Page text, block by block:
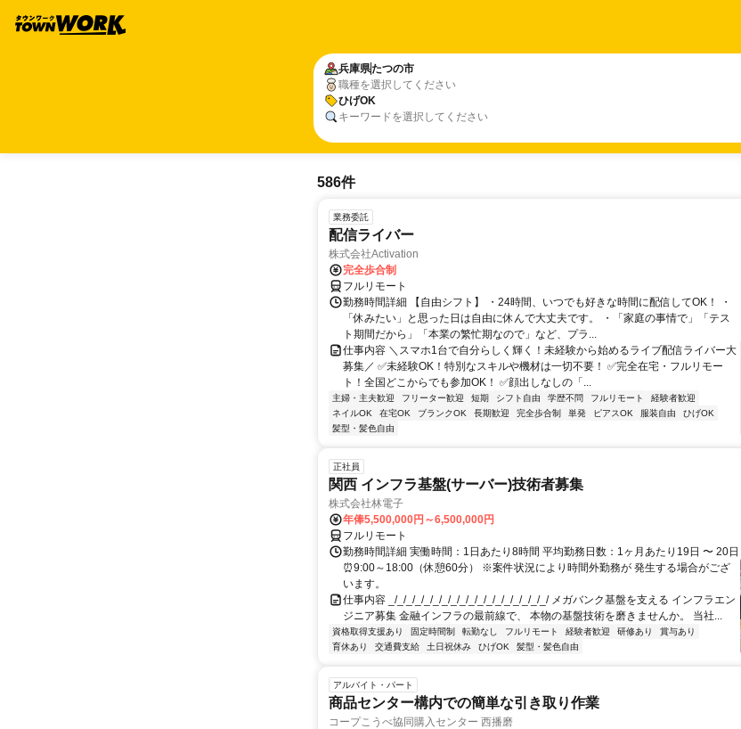
兵庫県たつの市
職種を選択してください
ひげOK
キーワードを選択してください
586件
業務委託
配信ライバー
株式会社Activation
完全歩合制
フルリモート
勤務時間詳細 【自由シフト】 ・24時間、いつでも好きな時間に配信してOK！ ・
「休みたい」と思った日は自由に休んで大丈夫です。 ・「家庭の事情で」「テス
ト期間だから」「本業の繁忙期なので」など、プラ...
仕事内容 ＼スマホ1台で自分らしく輝く！未経験から始めるライブ配信ライバー大
募集／ ✅未経験OK！特別なスキルや機材は一切不要！ ✅完全在宅・フルリモー
ト！全国どこからでも参加OK！ ✅顔出しなしの「...
主婦・主夫歓迎 フリーター歓迎 短期 シフト自由 学歴不問 フルリモート
経験者歓迎
ネイルOK
在宅OK ブランクOK 長期歓迎 完全歩合制 単発 ピアスOK 服装自由
ひげOK
髪型・髪色自由
正社員
関西 インフラ基盤(サーバー)技術者募集
株式会社林電子
年俸5,500,000円～6,500,000円
フルリモート
勤務時間詳細 実働時間：1日あたり8時間 平均勤務日数：1ヶ月あたり19日 〜 20日
⏰9:00～18:00（休憩60分） ※案件状況により時間外勤務が 発生する場合がござ
います。
仕事内容 _/_/_/_/_/_/_/_/_/_/_/_/_/_/_/_/_/_/ メガバンク基盤を支える インフラエン
ジニア募集 金融インフラの最前線で、 本物の基盤技術を磨きませんか。 当社...
資格取得支援あり 固定時間制 転勤なし フルリモート 経験者歓迎 研修あり
賞与あり
育休あり
交通費支給 土日祝休み ひげOK 髪型・髪色自由
アルバイト・パート
商品センター構内での簡単な引き取り作業
コープこうべ協同購入センター 西播磨